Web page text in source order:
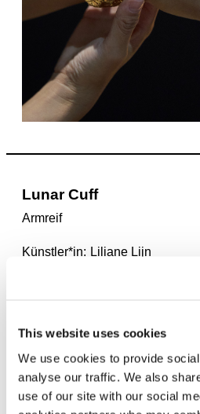
This website uses cookies
We use cookies to provide
analyse our traffic. We also
use of our site with our social
Lunar Cuff
Armreif
Künstler*in
Liliane Lijn